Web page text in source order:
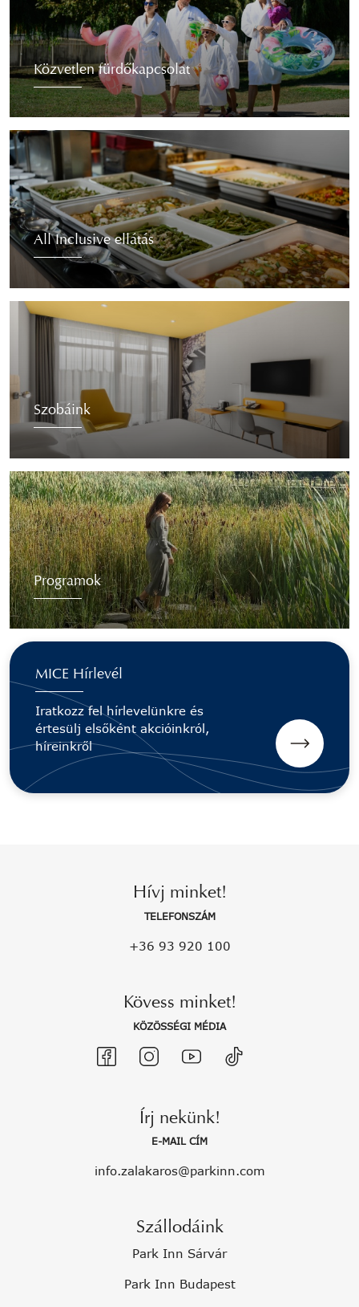
Közvetlen fürdőkapcsolat
All Inclusive ellátás
Szobáink
Programok
MICE Hírlevél
Iratkozz fel hírlevelünkre és
értesülj elsőként akcióinkról,
híreinkről
Hívj minket!
TELEFONSZÁM
+36 93 920 100
Kövess minket!
KÖZÖSSÉGI MÉDIA
Írj nekünk!
E-MAIL CÍM
info.zalakaros@parkinn.com
Szállodáink
Park Inn Sárvár
Park Inn Budapest